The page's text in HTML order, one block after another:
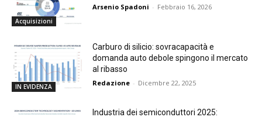
Acquisizioni
Arsenio Spadoni - Febbraio 16, 2026
IN EVIDENZA
Carburo di silicio: sovracapacità e
domanda auto debole spingono il mercato
al ribasso
Redazione - Dicembre 22, 2025
Industria dei semiconduttori 2025: